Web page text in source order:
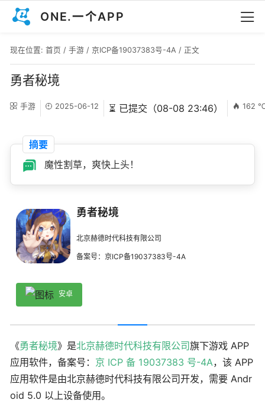
ONE.一个APP
现在位置: 首页 / 手游 / 京ICP备19037383号-4A / 正文
勇者秘境
手游 2025-06-12 ⏳ 已提交（08-08 23:46） 162
摘要
魔性割草，爽快上头！
勇者秘境
北京赫德时代科技有限公司
备案号：京ICP备19037383号-4A
安卓
《勇者秘境》是北京赫德时代科技有限公司旗下游戏 APP
应用软件，备案号： 京 ICP 备 19037383 号-4A，该 APP
应用软件是由北京赫德时代科技有限公司开发，需要 Andr
oid 5.0 以上设备使用。